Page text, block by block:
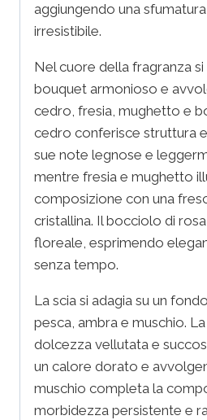
aggiungendo una
irresistibile.
Nel cuore della fragranza si
bouquet armonioso e
cedro, fresia, mughetto e
cedro conferisce struttura
sue note legnose e
mentre fresia e mughetto
composizione con una
cristallina. Il bocciolo di
floreale, esprimendo
senza tempo.
La scia si adagia su un
pesca, ambra e muschio.
dolcezza vellutata e
un calore dorato e
muschio completa la
morbidezza persistente e